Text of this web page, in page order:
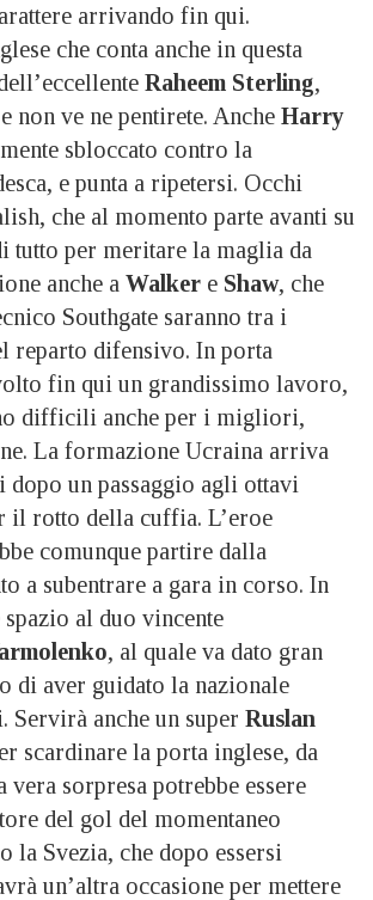
arrivando fin qui.
che conta anche in questa
Raheem Sterling,
non ve ne pentirete. Anche Harry
sbloccato contro la
e punta a ripetersi. Occhi
che al momento parte avanti su
tutto per meritare la maglia da
anche a Walker e Shaw, che
Southgate saranno tra i
reparto difensivo. In porta
fin qui un grandissimo lavoro,
difficili anche per i migliori,
La formazione Ucraina arriva
dopo un passaggio agli ottavi
il rotto della cuffia. L’eroe
comunque partire dalla
a subentrare a gara in corso. In
spazio al duo vincente
, al quale va dato gran
di aver guidato la nazionale
Servirà anche un super Ruslan
scardinare la porta inglese, da
vera sorpresa potrebbe essere
del gol del momentaneo
la Svezia, che dopo essersi
un’altra occasione per mettere